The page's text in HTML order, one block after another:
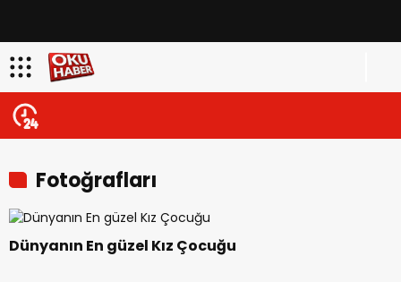
Fotoğrafları
Dünyanın En güzel Kız Çocuğu